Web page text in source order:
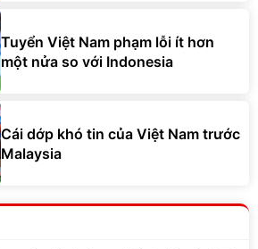
Tuyển Việt Nam phạm lỗi ít hơn
một nửa so với Indonesia
Cái dớp khó tin của Việt Nam trước
Malaysia